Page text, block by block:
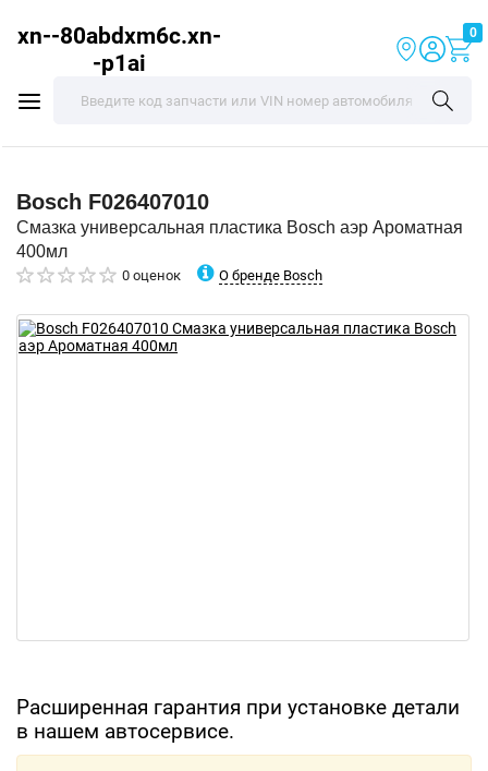
xn--80abdxm6c.xn-
-p1ai
0
Bosch F026407010
Смазка универсальная пластика Bosch аэр Ароматная
400мл
0 оценок О бренде Bosch
Расширенная гарантия при установке детали
в нашем автосервисе.